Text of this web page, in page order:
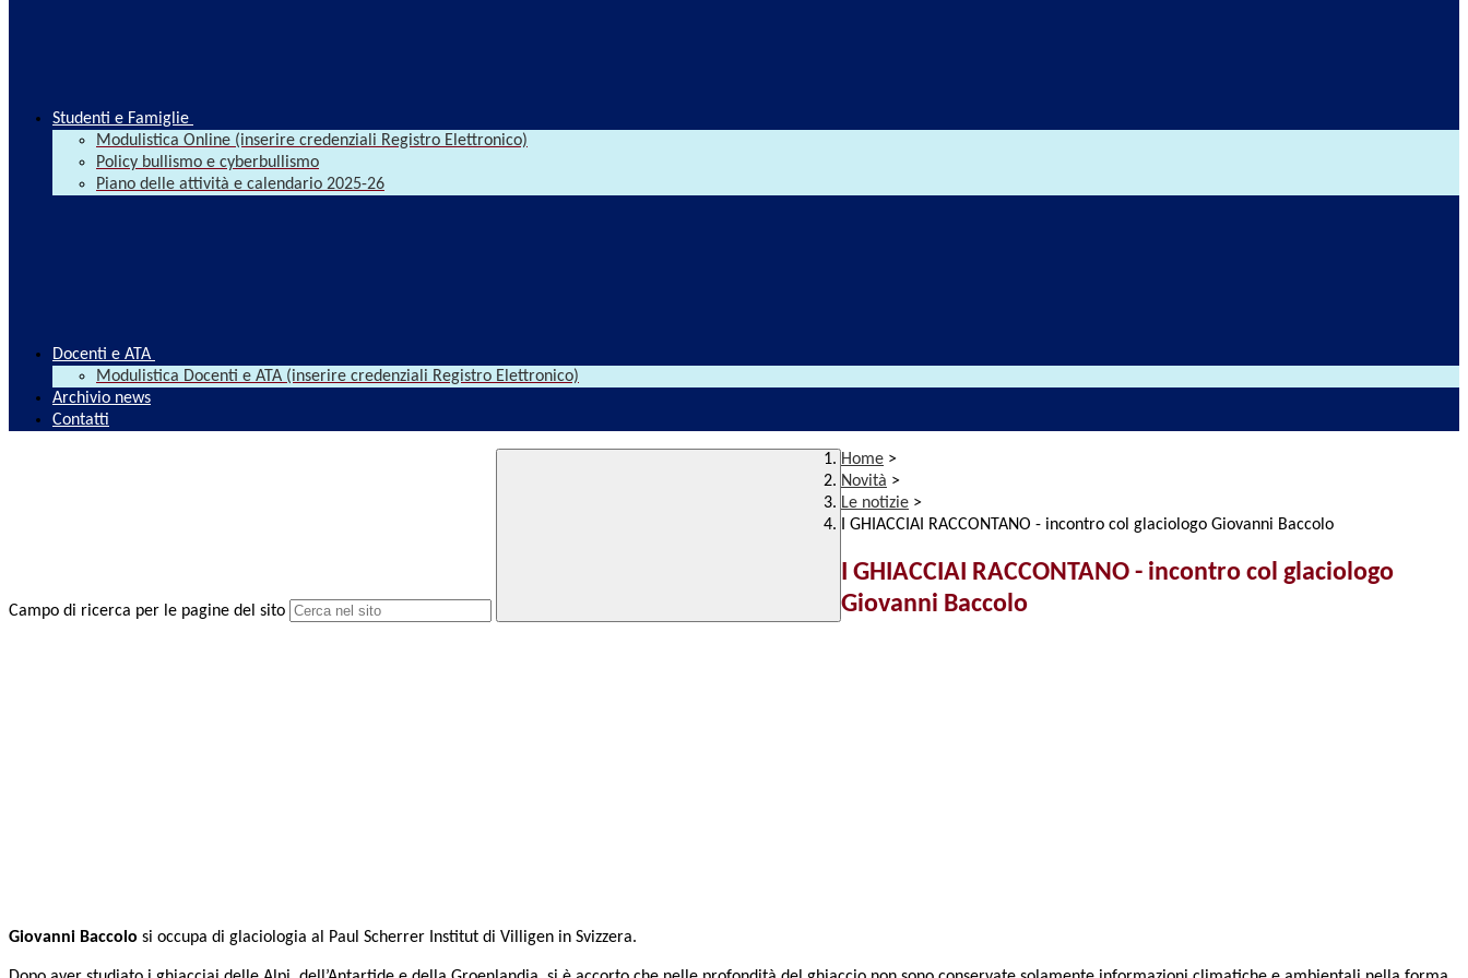
Studenti e Famiglie
Modulistica Online (inserire credenziali Registro Elettronico)
Policy bullismo e cyberbullismo
Piano delle attività e calendario 2025-26
Docenti e ATA
Modulistica Docenti e ATA (inserire credenziali Registro Elettronico)
Archivio news
Contatti
Campo di ricerca per le pagine del sito
Home >
Novità >
Le notizie >
I GHIACCIAI RACCONTANO - incontro col glaciologo Giovanni Baccolo
I GHIACCIAI RACCONTANO - incontro col glaciologo
Giovanni Baccolo
Giovanni Baccolo si occupa di glaciologia al Paul Scherrer Institut di Villigen in Svizzera.